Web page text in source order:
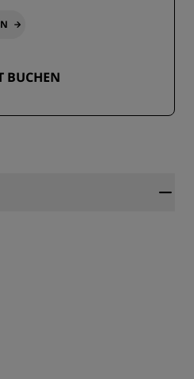
BUCHEN